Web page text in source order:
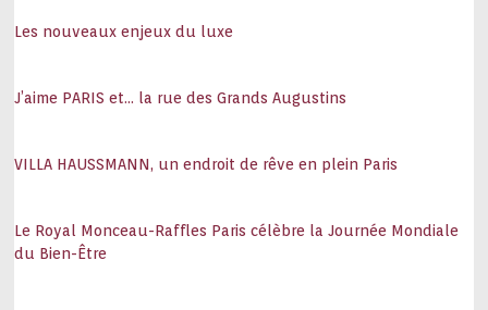
Les nouveaux enjeux du luxe
J’aime PARIS et… la rue des Grands Augustins
VILLA HAUSSMANN, un endroit de rêve en plein Paris
Le Royal Monceau-Raffles Paris célèbre la Journée Mondiale
du Bien-Être